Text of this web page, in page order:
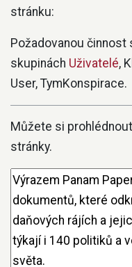
stránku:
Požadovanou
skupinách Uživatelé,
User, TymKonspirace.
Můžete si
stránky.